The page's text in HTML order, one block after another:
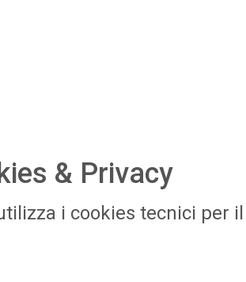
& Privacy
i cookies tecnici per